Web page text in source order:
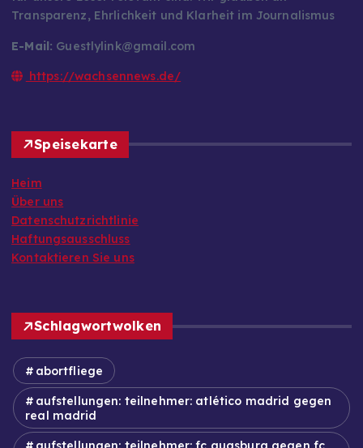
für unsere Leser relevant sind. Wir glauben an
Speisekarte
Heim
Über uns
Datenschutzrichtlinie
Haftungsausschluss
Schlagwortwolken
abortfliege
aufstellungen: teilnehmer: atlético madrid gegen
real madrid